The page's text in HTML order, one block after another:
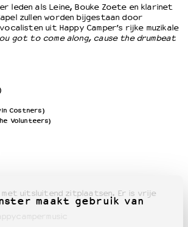
maakt gebruik van
vrijheid – VNPF
leden als Leine, Bouke Zoete en klarinet
zullen worden bijgestaan door
uit Happy Camper’s rijke muzikale
got to come along, cause the drumbeat
Costners)
Volunteers)
uitsluitend zitplaatsen. Er is vrije